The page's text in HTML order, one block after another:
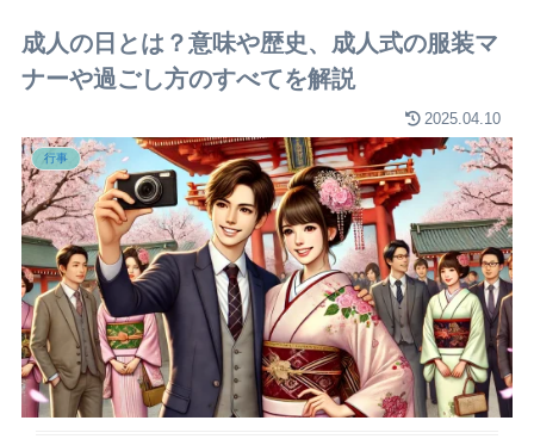
成人の日とは？意味や歴史、成人式の服装マ
ナーや過ごし方のすべてを解説
2025.04.10
行事